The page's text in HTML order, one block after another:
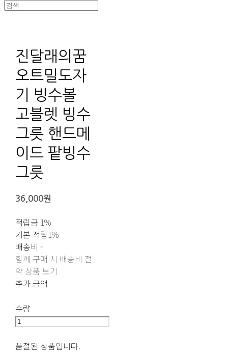
진달래의꿈
오트밀도자
기 빙수볼
고블렛 빙수
그릇 핸드메
이드 팥빙수
그릇
36,000원
적립금 1%
기본 적립1%
배송비 -
함께 구매 시 배송비 절
약 상품 보기
추가 금액
수량
품절된 상품입니다.